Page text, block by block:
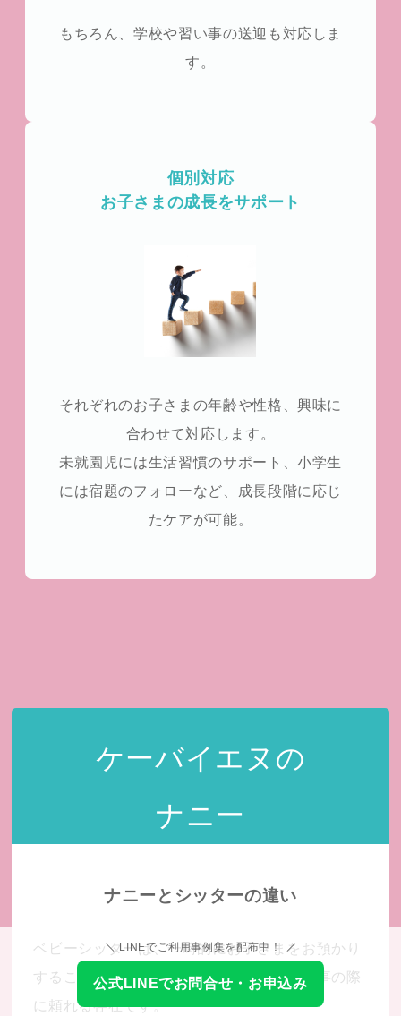
LINEでご利用事例集を配布中！
公式LINEでお問合せ・お申込み
もちろん、学校や習い事の送迎も対応しま
す。
個別対応
お子さまの成長をサポート
それぞれのお子さまの年齢や性格、興味に
合わせて対応します。
未就園児には生活習慣のサポート、小学生
には宿題のフォローなど、成長段階に応じ
たケアが可能。
ケーバイエヌの
ナニー
ナニーとシッターの違い
ベビーシッターは、一時的にお子さまをお預かり
することが中心。ご両親の外出や急なご用事の際
に頼れる存在です。